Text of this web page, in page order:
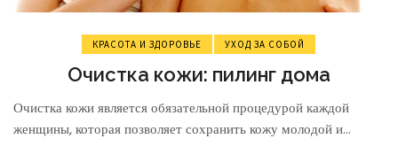
КРАСОТА И ЗДОРОВЬЕ УХОД ЗА СОБОЙ
Очистка кожи: пилинг дома
Очистка кожи является обязательной процедурой каждой
женщины, которая позволяет сохранить кожу молодой и...